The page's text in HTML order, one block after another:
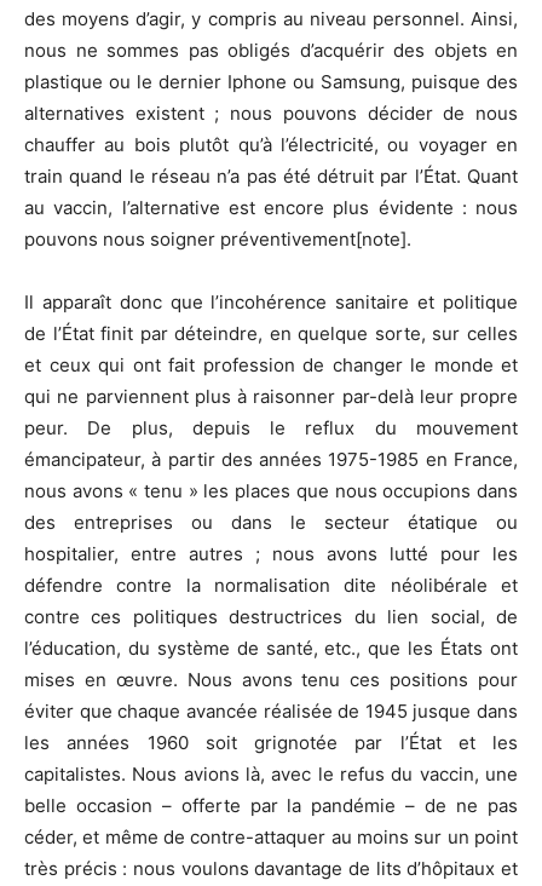
des moyens d’agir, y compris au niveau personnel. Ainsi,
nous ne sommes pas obligés d’acquérir des objets en
plastique ou le dernier Iphone ou Samsung, puisque des
alternatives existent ; nous pouvons décider de nous
chauffer au bois plutôt qu’à l’électricité, ou voyager en
train quand le réseau n’a pas été détruit par l’État. Quant
au vaccin, l’alternative est encore plus évidente : nous
pouvons nous soigner préventivement[note].
Il apparaît donc que l’incohérence sanitaire et politique
de l’État finit par déteindre, en quelque sorte, sur celles
et ceux qui ont fait profession de changer le monde et
qui ne parviennent plus à raisonner par-delà leur propre
peur. De plus, depuis le reflux du mouvement
émancipateur, à partir des années 1975-1985 en France,
nous avons « tenu » les places que nous occupions dans
des entreprises ou dans le secteur étatique ou
hospitalier, entre autres ; nous avons lutté pour les
défendre contre la normalisation dite néolibérale et
contre ces politiques destructrices du lien social, de
l’éducation, du système de santé, etc., que les États ont
mises en œuvre. Nous avons tenu ces positions pour
éviter que chaque avancée réalisée de 1945 jusque dans
les années 1960 soit grignotée par l’État et les
capitalistes. Nous avions là, avec le refus du vaccin, une
belle occasion – offerte par la pandémie – de ne pas
céder, et même de contre-attaquer au moins sur un point
très précis : nous voulons davantage de lits d’hôpitaux et